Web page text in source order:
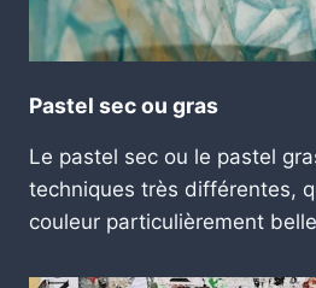
Pastel sec ou gras
Le pastel sec ou le pastel
techniques très différentes,
couleur particulièrement